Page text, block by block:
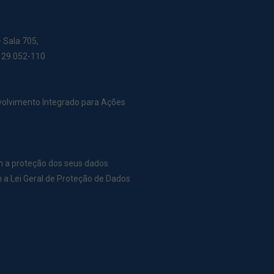
Sala 705,
110
Integrado para Ações
a proteção dos seus dados
Lei Geral de Proteção de Dados